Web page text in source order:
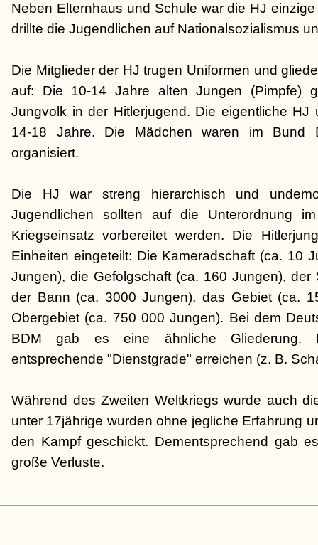
Neben Elternhaus und Schule war die HJ
drillte die Jugendlichen auf Nationalsozialismus
Die Mitglieder der HJ trugen Uniformen und
auf: Die 10-14 Jahre alten Jungen (Pimpfe)
Jungvolk in der Hitlerjugend. Die eigentliche HJ
14-18 Jahre. Die Mädchen waren im Bund
organisiert.
Die HJ war streng hierarchisch und
Jugendlichen sollten auf die Unterordnung
Kriegseinsatz vorbereitet werden. Die
Einheiten eingeteilt: Die Kameradschaft (ca. 10
Jungen), die Gefolgschaft (ca. 160 Jungen), der
der Bann (ca. 3000 Jungen), das Gebiet (ca.
Obergebiet (ca. 750 000 Jungen). Bei dem
BDM gab es eine ähnliche Gliederung.
entsprechende "Dienstgrade" erreichen (z. B.
Während des Zweiten Weltkriegs wurde auch
unter 17jährige wurden ohne jegliche Erfahrung
den Kampf geschickt. Dementsprechend gab
große Verluste.